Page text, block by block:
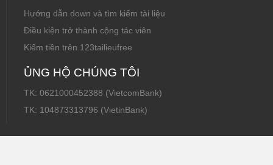
Hướng dẫn down và tìm kiếm tài liệu
Điều kiện trở thành cộng tác viên
Kiếm tiền trên 123tailieufree
ỦNG HỘ CHÚNG TÔI
TK: 0621000452388 (VietcomBank)
TK: 104873313796 (VietinBank)